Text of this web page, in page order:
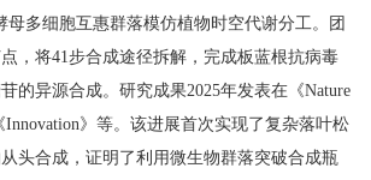
母多细胞互惠群落模仿植物时空代谢分工。团
，将41步合成途径拆解，完成板蓝根抗病毒
的异源合成。研究成果2025年发表在《Nature
Innovation》等。该进展首次实现了复杂落叶松
头合成，证明了利用微生物群落突破合成瓶